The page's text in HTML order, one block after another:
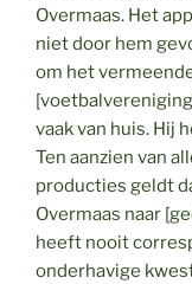
Overmaas. Het
niet door hem
om het
vaak van huis. Hij
Ten aanzien van
producties geldt
Overmaas naar
heeft nooit
onderhavige